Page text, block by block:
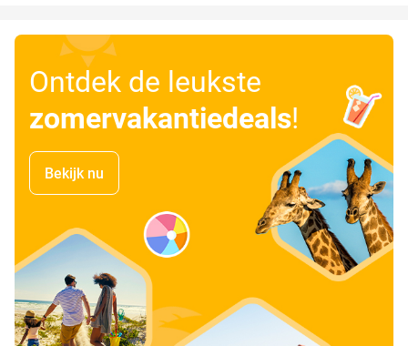
Ontdek de leukste
zomervakantiedeals!
Bekijk nu